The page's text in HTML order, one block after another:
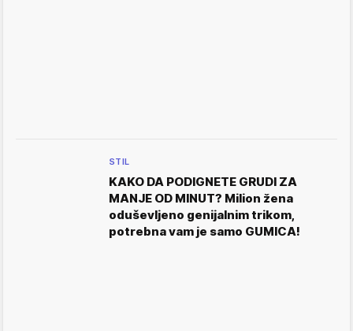
STIL
KAKO DA PODIGNETE GRUDI ZA
MANJE OD MINUT? Milion žena
oduševljeno genijalnim trikom,
potrebna vam je samo GUMICA!